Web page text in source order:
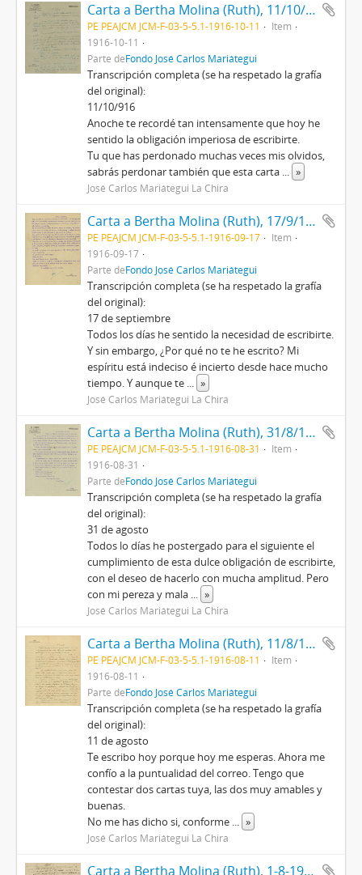
Carta a Bertha Molina (Ruth), 11/10/1916
PE PEAJCM JCM-F-03-5-5.1-1916-10-11
Item
1916-10-11
Parte deFondo José Carlos Mariátegui
Transcripción completa (se ha respetado la grafía
del original):
11/10/916
Anoche te recordé tan intensamente que hoy he
sentido la obligación imperiosa de escribirte.
Tu que has perdonado muchas veces mis olvidos,
sabrás perdonar también que esta carta ... »
José Carlos Mariátegui La Chira
Carta a Bertha Molina (Ruth), 17/9/1916
PE PEAJCM JCM-F-03-5-5.1-1916-09-17
Item
1916-09-17
Parte deFondo José Carlos Mariátegui
Transcripción completa (se ha respetado la grafía
del original):
17 de septiembre
Todos los días he sentido la necesidad de escribirte.
Y sin embargo, ¿Por qué no te he escrito? Mi
espíritu está indeciso é incierto desde hace mucho
tiempo. Y aunque te ... »
José Carlos Mariátegui La Chira
Carta a Bertha Molina (Ruth), 31/8/1916
PE PEAJCM JCM-F-03-5-5.1-1916-08-31
Item
1916-08-31
Parte deFondo José Carlos Mariátegui
Transcripción completa (se ha respetado la grafía
del original):
31 de agosto
Todos lo días he postergado para el siguiente el
cumplimiento de esta dulce obligación de escribirte,
con el deseo de hacerlo con mucha amplitud. Pero
con mi pereza y mala ... »
José Carlos Mariátegui La Chira
Carta a Bertha Molina (Ruth), 11/8/1916
PE PEAJCM JCM-F-03-5-5.1-1916-08-11
Item
1916-08-11
Parte deFondo José Carlos Mariátegui
Transcripción completa (se ha respetado la grafía
del original):
11 de agosto
Te escribo hoy porque hoy me esperas. Ahora me
confío a la puntualidad del correo. Tengo que
contestar dos cartas tuya, las dos muy amables y
buenas.
No me has dicho si, conforme ... »
José Carlos Mariátegui La Chira
Carta a Bertha Molina (Ruth), 1-8-1916